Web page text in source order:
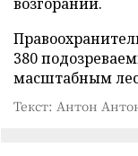
380
масштабным
Текст: Антон